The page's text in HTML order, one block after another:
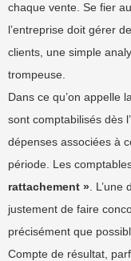
chaque vente. Se fier
l’entreprise doit gérer
clients, une simple
trompeuse.
Dans ce qu’on appelle la
sont comptabilisés dès
dépenses associées à
période. Les
rattachement » .
justement de faire
précisément que
Compte de résultat,